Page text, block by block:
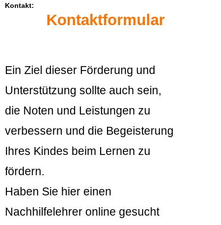
Kontakt:
Kontaktformular
Ein Ziel dieser Förderung und
Unterstützung sollte auch sein,
die Noten und Leistungen zu
verbessern und die Begeisterung
Ihres Kindes beim Lernen zu
fördern.
Haben Sie hier einen
Nachhilfelehrer online gesucht